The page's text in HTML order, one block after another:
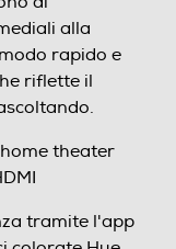
alla
rapido e
riflette il
theater
tramite l'app